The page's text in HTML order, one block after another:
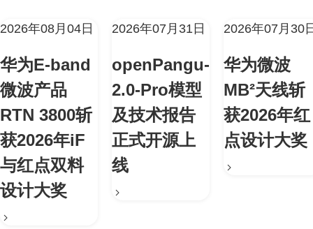
2026年08月04日
华为E-band
微波产品
RTN 3800斩
获2026年iF
与红点双料
设计大奖
2026年07月31日
openPangu-
2.0-Pro模型
及技术报告
正式开源上
线
2026年07月30
华为微波
MB²天线斩
获2026年红
点设计大奖